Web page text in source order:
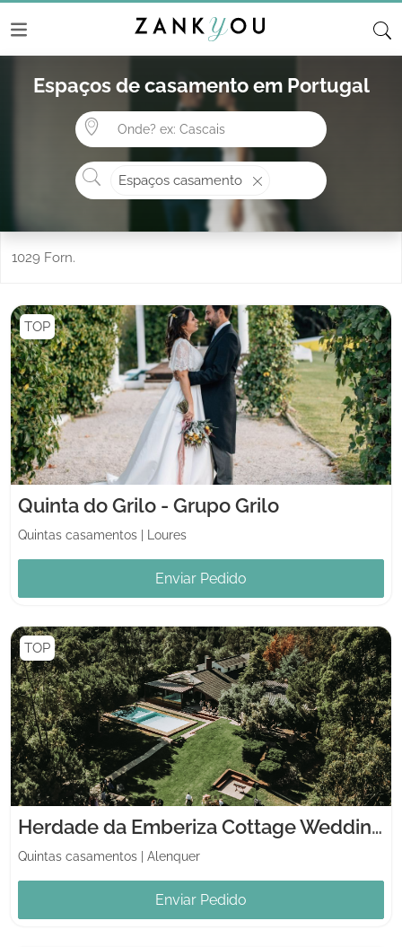
Espaços de casamento em Portugal
Onde? ex: Cascais
O que procura?
Espaços casamento
1029 Forn.
TOP
Quinta do Grilo - Grupo Grilo
Quintas casamentos Loures
Enviar Pedido
TOP
Herdade da Emberiza Cottage Weddings
Quintas casamentos Alenquer
Enviar Pedido